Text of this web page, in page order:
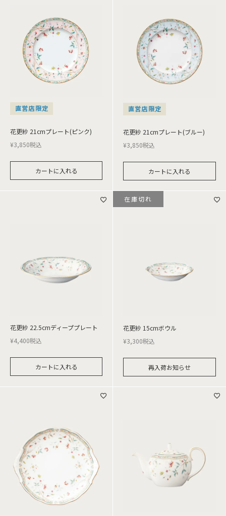
直営店限定
花更紗 21cmプレート(ピンク)
¥3,850税込
カートに入れる
直営店限定
花更紗 21cmプレート(ブルー)
¥3,850税込
カートに入れる
花更紗 22.5cmディーププレート
¥4,400税込
カートに入れる
花更紗 15cmボウル
¥3,300税込
再入荷お知らせ
在庫切れ